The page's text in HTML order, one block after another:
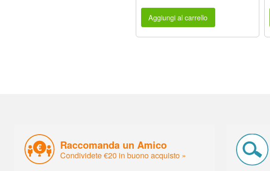
Aggiungi al carrello
Raccomanda un Amico
Condividete €20 in buono acquisto »